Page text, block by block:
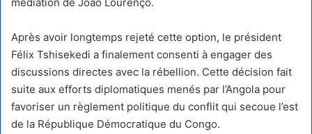
Après avoir longtemps rejeté cette option, le président
Félix Tshisekedi a finalement consenti à engager des
discussions directes avec la rébellion. Cette décision fait
suite aux efforts diplomatiques menés par l’Angola pour
favoriser un règlement politique du conflit qui secoue l’est
de la République Démocratique du Congo.